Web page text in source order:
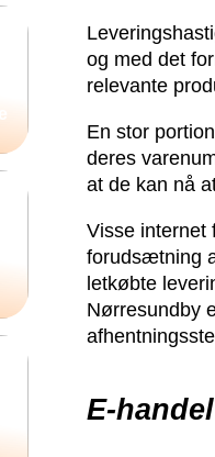
og med det
relevante
En stor
deres
at de kan nå
Visse internet
forudsætning
letkøbte
Nørresundby
E-